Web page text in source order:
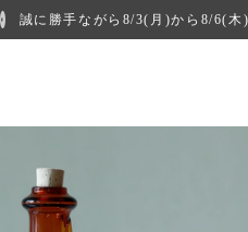
誠に勝手ながら8/3(月)から8/6(木